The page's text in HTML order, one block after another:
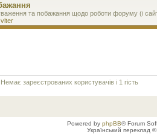
та побажання щодо роботи форуму (і
viter
зареєстрованих користувачів і 1 гість
Powered by phpBB® Forum
Український переклад